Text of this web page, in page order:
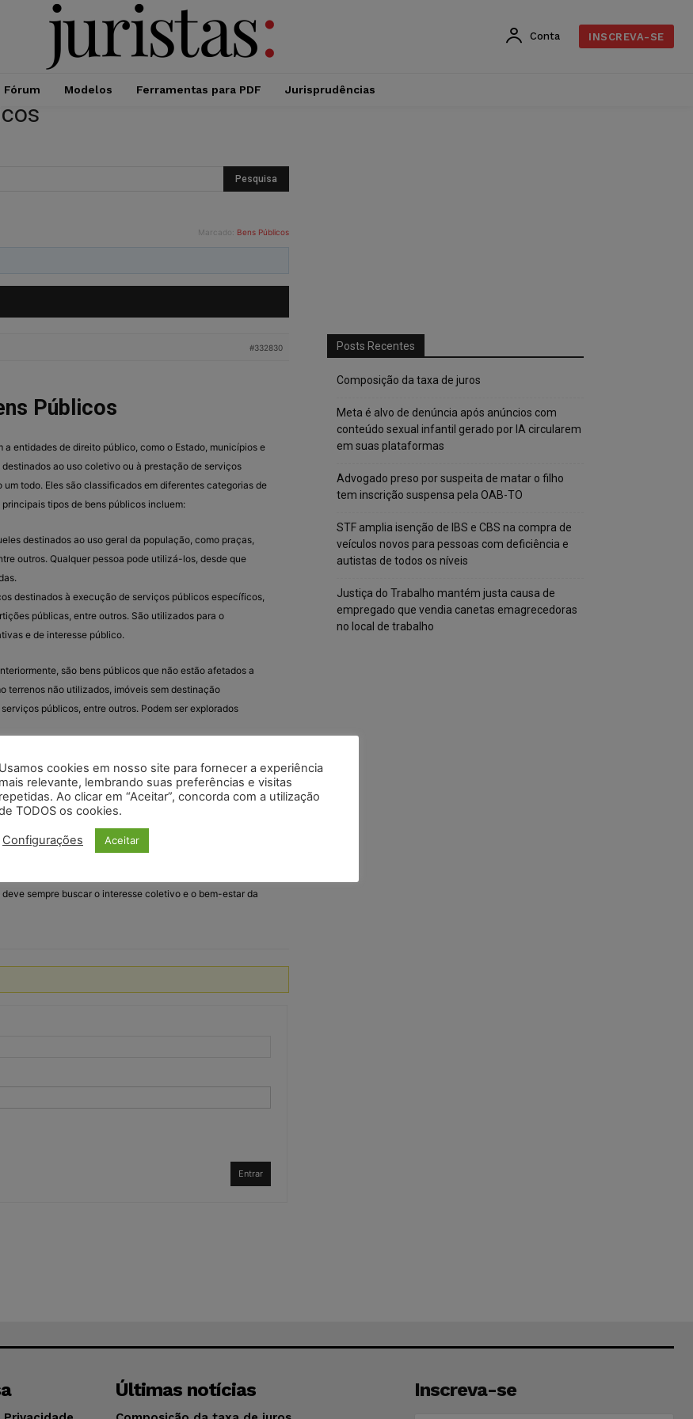
Conta INSCREVA-SE
Fórum Modelos Ferramentas para PDF Jurisprudências
Marcado: Bens Públicos
#332830
Públicos
entidades de direito público, como o Estado, municípios e
ao uso coletivo ou à prestação de serviços
todo. Eles são classificados em diferentes categorias de
tipos de bens públicos incluem:
destinados ao uso geral da população, como praças,
outros. Qualquer pessoa pode utilizá-los, desde que
destinados à execução de serviços públicos específicos,
públicas, entre outros. São utilizados para o
e de interesse público.
são bens públicos que não estão afetados a
terrenos não utilizados, imóveis sem destinação
públicos, entre outros. Podem ser explorados
de bens públicos disponíveis, são aqueles que integram o
a uma destinação pública específica. Podem ser
locações ou alienações, com o objetivo de gerar
das autoridades públicas competentes e deve ser
pública, como legalidade, moralidade, eficiência
sempre buscar o interesse coletivo e o bem-estar da
Entrar
Posts Recentes
Composição da taxa de juros
Meta é alvo de denúncia após anúncios com
conteúdo sexual infantil gerado por IA circularem
em suas plataformas
Advogado preso por suspeita de matar o filho
tem inscrição suspensa pela OAB-TO
STF amplia isenção de IBS e CBS na compra de
veículos novos para pessoas com deficiência e
autistas de todos os níveis
Justiça do Trabalho mantém justa causa de
empregado que vendia canetas emagrecedoras
no local de trabalho
Últimas notícias Inscreva-se
Usamos cookies em nosso site para fornecer a experiência
mais relevante, lembrando suas preferências e visitas
repetidas. Ao clicar em “Aceitar”, concorda com a utilização
TODOS os cookies.
Configurações Aceitar